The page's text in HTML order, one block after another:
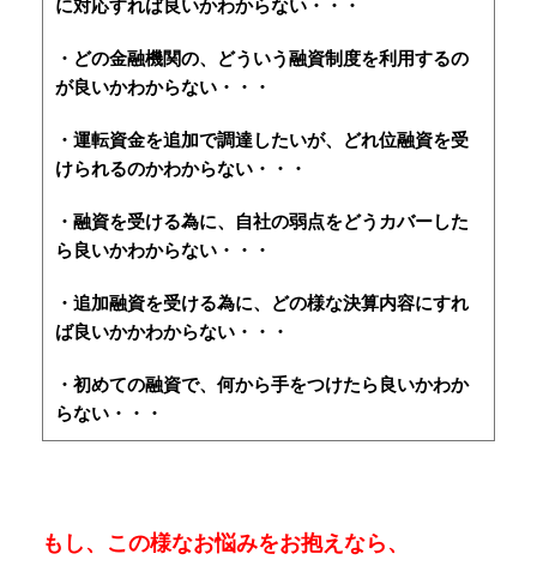
に対応すれば良いかわからない・・・
・どの金融機関の、どういう融資制度を利用するの
が良いかわからない・・・
・運転資金を追加で調達したいが、どれ位融資を受
けられるのかわからない・・・
・融資を受ける為に、自社の弱点をどうカバーした
ら良いかわからない・・・
・追加融資を受ける為に、どの様な決算内容にすれ
ば良いかかわからない・・・
・初めての融資で、何から手をつけたら良いかわか
らない・・・
もし、この様なお悩みをお抱えなら、